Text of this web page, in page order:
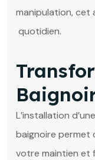
manipulation, cet
quotidien.
L’installation
baignoire permet
votre maintien et